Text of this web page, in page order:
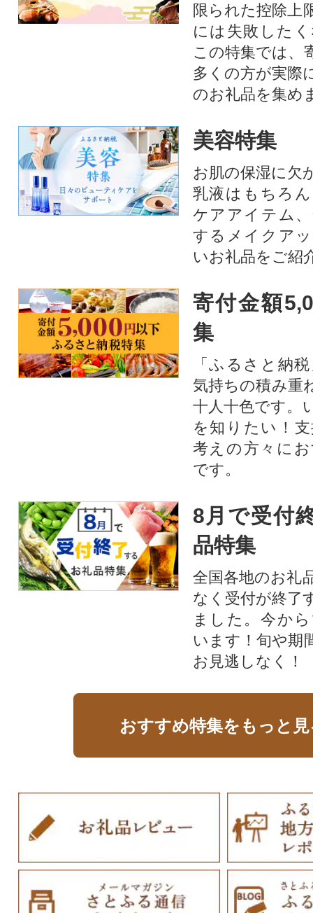
限られた控除上
には失敗した
この特集では、
多くの方が実際
のお礼品を集め
美容特集
お肌の保湿に欠
乳液はもちろ
ケアアイテム
するメイクア
いお礼品をご紹
寄付金額
集
「ふるさと納
気持ちの積み重
十人十色です。
を知りたい！
考えの方々に
です。
8月で受付
品特集
全国各地のお礼
なく受付が終了
ました。今か
います！旬や期
お見逃しなく！
おすすめ特集をもっと